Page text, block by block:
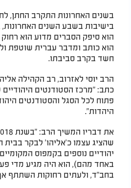
בשנים האחרונות התקרב החתן,
בישיבות בשבע השנים
הוא סיפק הסברים מדוע הוא
הוא כותב ומדבר עברית שוטפת
חשד בקרב סביבתו.
הרב יוסי לאזרוב, רב הקהילה
כתב: "מרכז הסטודנטים
פתוח לכל הסגל והסטודנטים
היהדות".
שהציג עצמו כ'אליהו' לבקר בבית
יהודיים נוספים בקמפוס
באחד מהם), הוא היה מגיע מדי
בחב"ד, ולעתים רחוקות השתתף